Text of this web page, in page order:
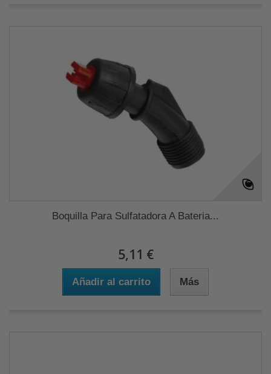
Boquilla Para Sulfatadora A Bateria...
5,11 €
Añadir al carrito Más